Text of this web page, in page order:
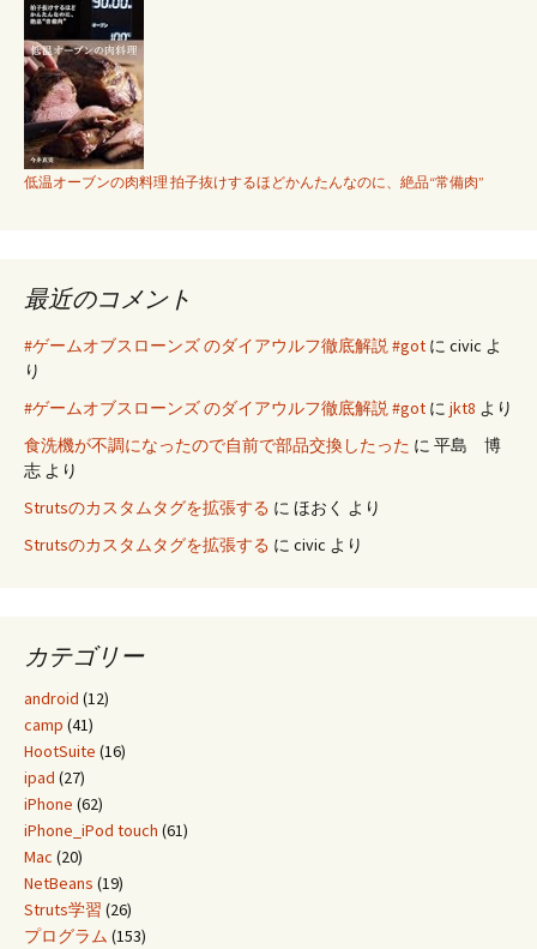
低温オーブンの肉料理 拍子抜けするほどかんたんなのに、絶品“常備肉”
最近のコメント
#ゲームオブスローンズ のダイアウルフ徹底解説 #got に civic よ
り
#ゲームオブスローンズ のダイアウルフ徹底解説 #got に jkt8 より
食洗機が不調になったので自前で部品交換したった に 平島 博
志 より
Strutsのカスタムタグを拡張する に ほおく より
Strutsのカスタムタグを拡張する に civic より
カテゴリー
android (12)
camp (41)
HootSuite (16)
ipad (27)
iPhone (62)
iPhone_iPod touch (61)
Mac (20)
NetBeans (19)
Struts学習 (26)
プログラム (153)